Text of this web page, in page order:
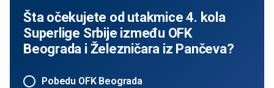
Šta očekujete od utakmice 4. kola
Superlige Srbije između OFK
Beograda i Železničara iz Pančeva?
Pobedu OFK Beograda